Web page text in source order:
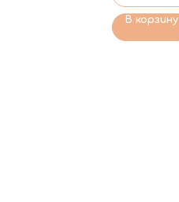
В корзину